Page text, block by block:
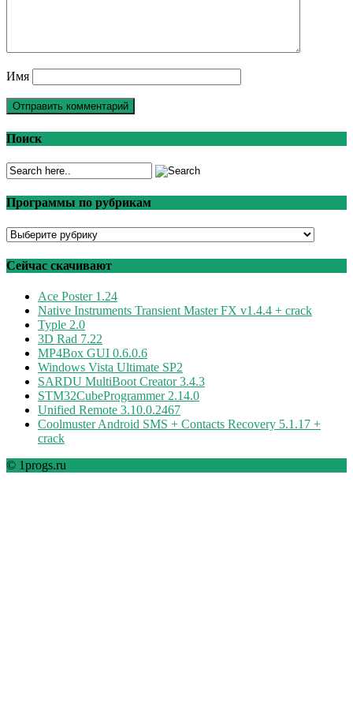
Имя
Поиск
Программы по рубрикам
Программы
рубрикам
Сейчас скачивают
Ace Poster 1.24
Native Instruments Transient Master FX v1.4.4 + crack
Typle 2.0
3D Rad 7.22
MP4Box GUI 0.6.0.6
Windows Vista Ultimate SP2
SARDU MultiBoot Creator 3.4.3
STM32CubeProgrammer 2.14.0
Unified Remote 3.10.0.2467
Coolmuster Android SMS + Contacts Recovery 5.1.17 +
crack
© 1progs.ru